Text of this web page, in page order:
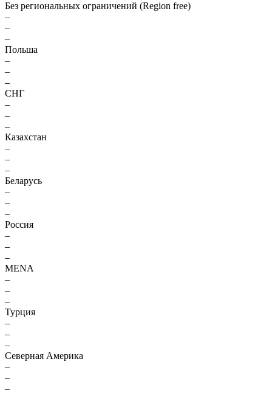
Без региональных ограничений (Region free)
–
–
–
Польша
–
–
–
СНГ
–
–
–
Казахстан
–
–
–
Беларусь
–
–
–
Россия
–
–
–
MENA
–
–
–
Турция
–
–
–
Северная Америка
–
–
–